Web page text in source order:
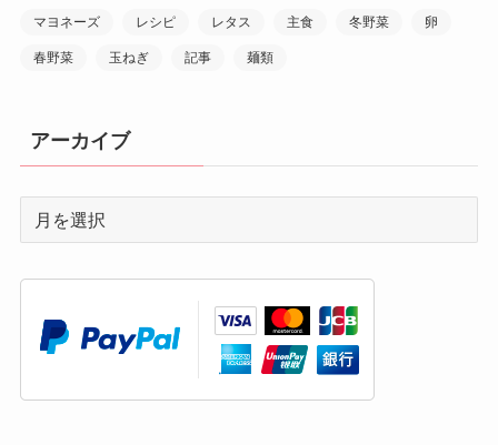
マヨネーズ レシピ レタス 主食 冬野菜 卵
春野菜 玉ねぎ 記事 麺類
アーカイブ